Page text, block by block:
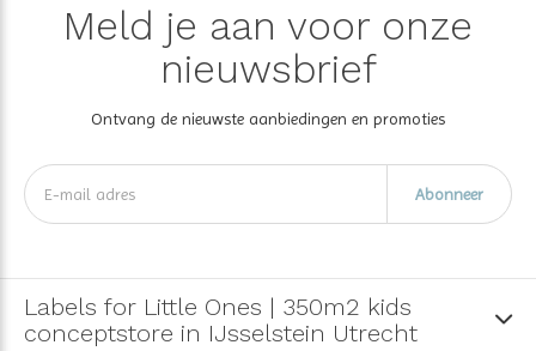
Meld je aan voor onze
nieuwsbrief
Ontvang de nieuwste aanbiedingen en promoties
Abonneer
Labels for Little Ones | 350m2 kids
conceptstore in IJsselstein Utrecht